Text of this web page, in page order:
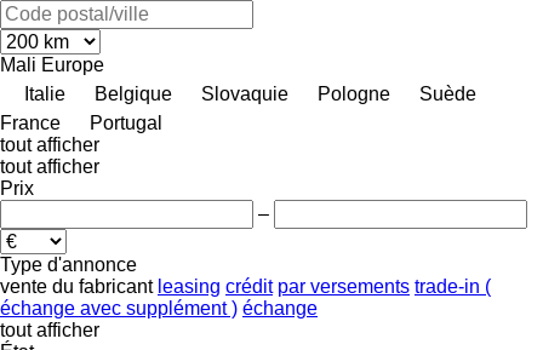
Mali Europe
Italie
Belgique Slovaquie Pologne
Suède
France
Portugal
tout afficher
tout afficher
Prix
–
Type d'annonce
vente du fabricant leasing crédit par versements trade-in (
échange avec supplément ) échange
tout afficher